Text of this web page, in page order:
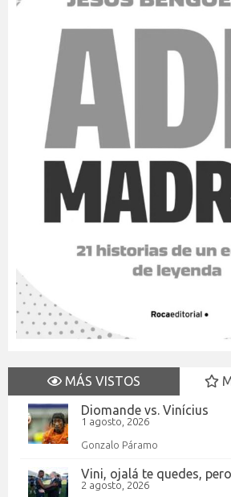
MÁS VISTOS
Diomande vs. Vinícius
1 agosto, 2026
Gonzalo Páramo
Vini, ojalá te quedes, pero
2 agosto, 2026